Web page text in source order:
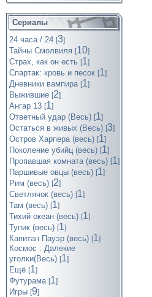
Сериалы
24 часа / 24 [3]
Тайны Смолвиля [10]
Страх, как он есть [1]
Спартак: кровь и песок [1]
Дневники вампира [1]
Выжившие [2]
Ангар 13 [1]
Ответный удар (Весь) [1]
Остаться в живых (Весь) [3]
Остров Харпера (весь) [1]
Поколение убийц (весь) [1]
Пропавшая комната (весь) [1]
Паршивые овцы (весь) [1]
Рим (весь) [2]
Светлячок (весь) [1]
Там (весь) [1]
Тихий океан (весь) [1]
Тупик (весь) [1]
Капитан Пауэр (весь) [1]
Космос : Далекие
уголки(Весь) [1]
Ещё [1]
Футурама [1]
Игры [9]